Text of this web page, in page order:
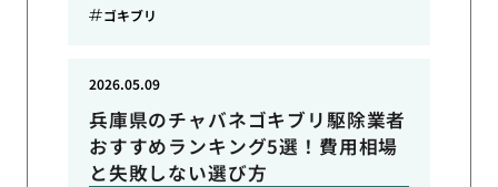
ゴキブリ
兵庫県のチャバネゴキブリ駆除業者
おすすめランキング5選！費用相場
と失敗しない選び方
2026.05.09